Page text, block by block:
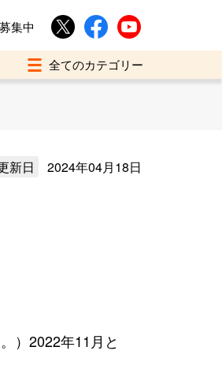
集中
新日 2024年04月18日
）2022年11月と